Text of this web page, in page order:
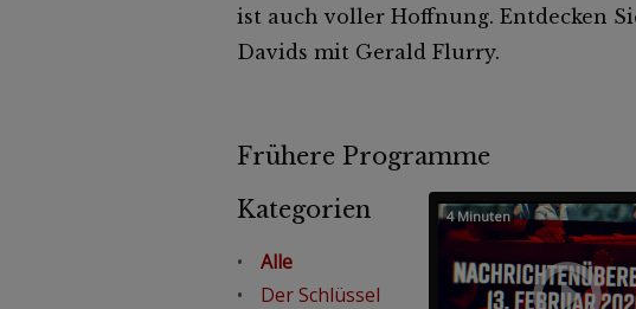
ist auch voller Hoffnung. Entdecken
Davids mit Gerald Flurry.
Frühere Programme
Kategorien
Alle
Der Schlüssel
4 Minuten